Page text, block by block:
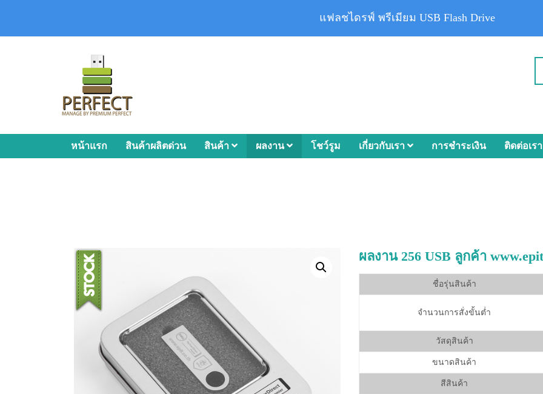
หน้าแรก สินค้าผลิตด่วน สินค้า ผลงาน โชว์รูม เกี่ยวกับเรา การชำระเงิน ติดต่อเรา
ผลงาน 256 USB ลูกค้า
ชื่อรุ่นสินค้า
จำนวนการสั่งขั้นต่ำ
วัสดุสินค้า
ขนาดสินค้า
สีสินค้า
แฟลชไดรฟ์ พรีเมียม USB Flash Drive